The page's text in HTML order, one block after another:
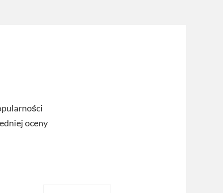
oceny